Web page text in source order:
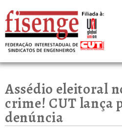
Assédio eleitoral
crime! CUT lança
denúncia